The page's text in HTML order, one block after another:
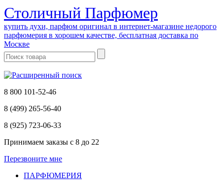
Cтоличный Парфюмер
купить духи, парфюм оригинал в интернет-магазине недорого
парфюмерия в хорошем качестве, бесплатная доставка по
Москве
8 800 101-52-46
8 (499) 265-56-40
8 (925) 723-06-33
Принимаем заказы с 8 до 22
Перезвоните мне
ПАРФЮМЕРИЯ